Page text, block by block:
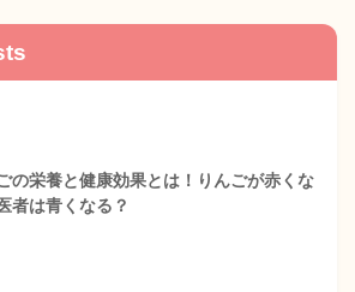
の栄養と健康効果とは！りんごが赤くな
者は青くなる？